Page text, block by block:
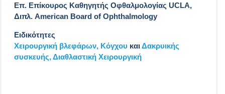
Επ. Επίκουρος Καθηγητής Οφθαλμολογίας UCLA,
Διπλ. American Board of Ophthalmology
Ειδικότητες
Χειρουργική βλεφάρων, Kόγχου και Δακρυικής
συσκευής,Διαθλαστική Χειρουργική